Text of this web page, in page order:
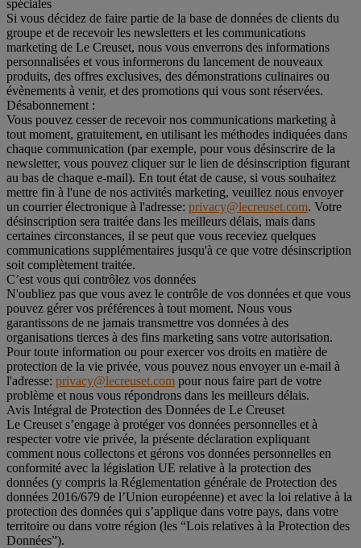
spéciales
Si vous décidez de faire partie de la base de données de clients du
groupe et de recevoir les newsletters et les communications
marketing de Le Creuset, nous vous enverrons des informations
personnalisées et vous informerons du lancement de nouveaux
produits, des offres exclusives, des démonstrations culinaires ou
évènements à venir, et des promotions qui vous sont réservées.
Désabonnement :
Vous pouvez cesser de recevoir nos communications marketing à
tout moment, gratuitement, en utilisant les méthodes indiquées dans
chaque communication (par exemple, pour vous désinscrire de la
newsletter, vous pouvez cliquer sur le lien de désinscription figurant
au bas de chaque e-mail). En tout état de cause, si vous souhaitez
mettre fin à l'une de nos activités marketing, veuillez nous envoyer
un courrier électronique à l'adresse: privacy@lecreuset.com. Votre
désinscription sera traitée dans les meilleurs délais, mais dans
certaines circonstances, il se peut que vous receviez quelques
communications supplémentaires jusqu'à ce que votre désinscription
soit complètement traitée.
C’est vous qui contrôlez vos données
N'oubliez pas que vous avez le contrôle de vos données et que vous
pouvez gérer vos préférences à tout moment. Nous vous
garantissons de ne jamais transmettre vos données à des
organisations tierces à des fins marketing sans votre autorisation.
Pour toute information ou pour exercer vos droits en matière de
protection de la vie privée, vous pouvez nous envoyer un e-mail à
l'adresse: privacy@lecreuset.com pour nous faire part de votre
problème et nous vous répondrons dans les meilleurs délais.
Avis Intégral de Protection des Données de Le Creuset
Le Creuset s’engage à protéger vos données personnelles et à
respecter votre vie privée, la présente déclaration expliquant
comment nous collectons et gérons vos données personnelles en
conformité avec la législation UE relative à la protection des
données (y compris la Réglementation générale de Protection des
données 2016/679 de l’Union européenne) et avec la loi relative à la
protection des données qui s’applique dans votre pays, dans votre
territoire ou dans votre région (les “Lois relatives à la Protection des
Données”).